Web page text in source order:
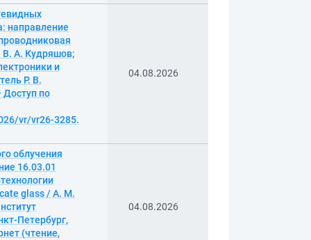
направление
В. А. Кудряшов;
и
Р. В.
Доступ по
vr/vr26-3285.
04.08.2026
облучения
16.03.01
glass / А. М.
Петербург,
(чтение,
04.08.2026